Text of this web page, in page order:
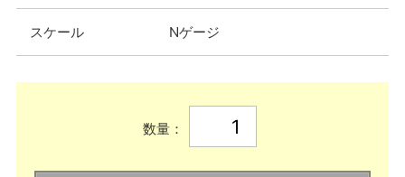
スケール Nゲージ
数量：